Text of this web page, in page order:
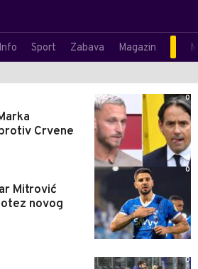
Info Sport Zabava Magazin
Crvene
0
Mitrović
novog
0
0